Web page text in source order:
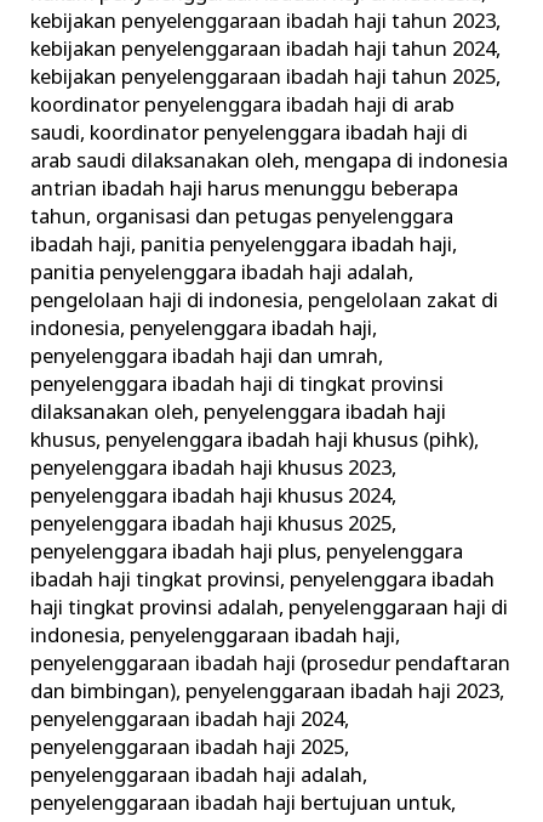
kebijakan penyelenggaraan ibadah haji tahun 2023,
kebijakan penyelenggaraan ibadah haji tahun 2024,
kebijakan penyelenggaraan ibadah haji tahun 2025,
koordinator penyelenggara ibadah haji di arab
saudi, koordinator penyelenggara ibadah haji di
arab saudi dilaksanakan oleh, mengapa di indonesia
antrian ibadah haji harus menunggu beberapa
tahun, organisasi dan petugas penyelenggara
ibadah haji, panitia penyelenggara ibadah haji,
panitia penyelenggara ibadah haji adalah,
pengelolaan haji di indonesia, pengelolaan zakat di
indonesia, penyelenggara ibadah haji,
penyelenggara ibadah haji dan umrah,
penyelenggara ibadah haji di tingkat provinsi
dilaksanakan oleh, penyelenggara ibadah haji
khusus, penyelenggara ibadah haji khusus (pihk),
penyelenggara ibadah haji khusus 2023,
penyelenggara ibadah haji khusus 2024,
penyelenggara ibadah haji khusus 2025,
penyelenggara ibadah haji plus, penyelenggara
ibadah haji tingkat provinsi, penyelenggara ibadah
haji tingkat provinsi adalah, penyelenggaraan haji di
indonesia, penyelenggaraan ibadah haji,
penyelenggaraan ibadah haji (prosedur pendaftaran
dan bimbingan), penyelenggaraan ibadah haji 2023,
penyelenggaraan ibadah haji 2024,
penyelenggaraan ibadah haji 2025,
penyelenggaraan ibadah haji adalah,
penyelenggaraan ibadah haji bertujuan untuk,